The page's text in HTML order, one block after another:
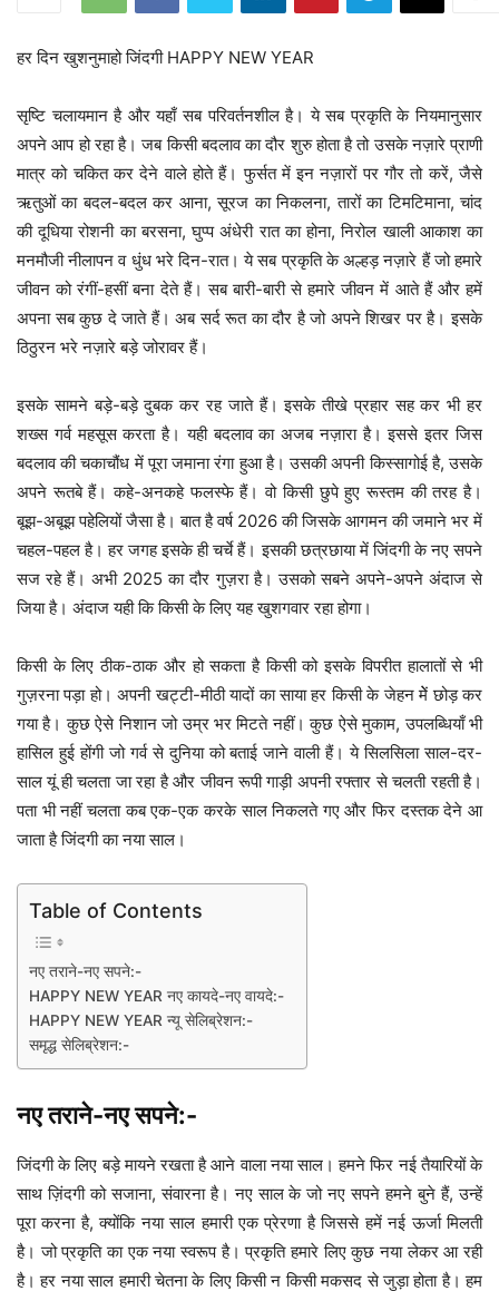
हर दिन खुशनुमाहो जिंदगी HAPPY NEW YEAR
सृष्टि चलायमान है और यहाँ सब परिवर्तनशील है। ये सब प्रकृति के नियमानुसार
अपने आप हो रहा है। जब किसी बदलाव का दौर शुरु होता है तो उसके नज़ारे प्राणी
मात्र को चकित कर देने वाले होते हैं। फुर्सत में इन नज़ारों पर गौर तो करें, जैसे
ऋतुओं का बदल-बदल कर आना, सूरज का निकलना, तारों का टिमटिमाना, चांद
की दूधिया रोशनी का बरसना, घुप्प अंधेरी रात का होना, निरोल खाली आकाश का
मनमौजी नीलापन व धुंध भरे दिन-रात। ये सब प्रकृति के अल्हड़ नज़ारे हैं जो हमारे
जीवन को रंगीं-हसीं बना देते हैं। सब बारी-बारी से हमारे जीवन में आते हैं और हमें
अपना सब कुछ दे जाते हैं। अब सर्द रूत का दौर है जो अपने शिखर पर है। इसके
ठिठुरन भरे नज़ारे बड़े जोरावर हैं।
इसके सामने बड़े-बड़े दुबक कर रह जाते हैं। इसके तीखे प्रहार सह कर भी हर
शख्स गर्व महसूस करता है। यही बदलाव का अजब नज़ारा है। इससे इतर जिस
बदलाव की चकाचौंध में पूरा जमाना रंगा हुआ है। उसकी अपनी किस्सागोई है, उसके
अपने रूतबे हैं। कहे-अनकहे फलस्फे हैं। वो किसी छुपे हुए रूस्तम की तरह है।
बूझ-अबूझ पहेलियों जैसा है। बात है वर्ष 2026 की जिसके आगमन की जमाने भर में
चहल-पहल है। हर जगह इसके ही चर्चे हैं। इसकी छत्रछाया में जिंदगी के नए सपने
सज रहे हैं। अभी 2025 का दौर गुज़रा है। उसको सबने अपने-अपने अंदाज से
जिया है। अंदाज यही कि किसी के लिए यह खुशगवार रहा होगा।
किसी के लिए ठीक-ठाक और हो सकता है किसी को इसके विपरीत हालातों से भी
गुज़रना पड़ा हो। अपनी खट्टी-मीठी यादों का साया हर किसी के जेहन मेें छोड़ कर
गया है। कुछ ऐसे निशान जो उम्र भर मिटते नहीं। कुछ ऐसे मुकाम, उपलब्धियाँ भी
हासिल हुई होंगी जो गर्व से दुनिया को बताई जाने वाली हैं। ये सिलसिला साल-दर-
साल यूं ही चलता जा रहा है और जीवन रूपी गाड़ी अपनी रफ्तार से चलती रहती है।
पता भी नहीं चलता कब एक-एक करके साल निकलते गए और फिर दस्तक देने आ
जाता है जिंदगी का नया साल।
Table of Contents
नए तराने-नए सपने:-
HAPPY NEW YEAR नए कायदे-नए वायदे:-
HAPPY NEW YEAR न्यू सेलिब्रेशन:-
समृद्ध सेलिब्रेशन:-
नए तराने-नए सपने:-
जिंदगी के लिए बड़े मायने रखता है आने वाला नया साल। हमने फिर नई तैयारियों के
साथ ज़िंदगी को सजाना, संवारना है। नए साल के जो नए सपने हमने बुने हैं, उन्हें
पूरा करना है, क्योंकि नया साल हमारी एक प्रेरणा है जिससे हमें नई ऊर्जा मिलती
है। जो प्रकृति का एक नया स्वरूप है। प्रकृति हमारे लिए कुछ नया लेकर आ रही
है। हर नया साल हमारी चेतना के लिए किसी न किसी मकसद से जुड़ा होता है। हम